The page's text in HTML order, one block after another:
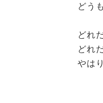
どう
どれ
どれ
やは